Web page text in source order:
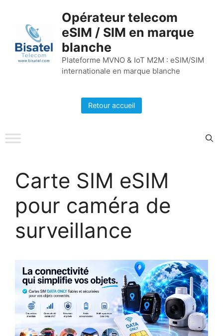
contenu
Opérateur telecom
eSIM / SIM en marque
blanche
Plateforme MVNO & IoT M2M : eSIM/SIM
internationale en marque blanche
Retour accueil
Carte SIM eSIM
pour caméra de
surveillance